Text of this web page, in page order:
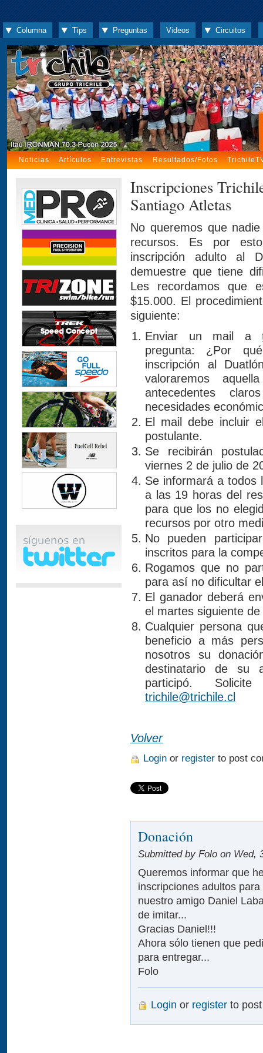
Columna Tips Preguntas Videos Circuitos
Noticias Artículos Entrevistas Resultados/Fotos
Inscripciones
Santiago Atletas
No queremos que
recursos. Es por
inscripción adulto al
demuestre que tiene
Les recordamos que
$15.000. El
siguiente:
Enviar un mail a
pregunta: ¿Por
inscripción al
valoraremos
antecedentes
necesidades
El mail debe incluir
postulante.
Se recibirán
viernes 2 de julio de
Se informará a todos
a las 19 horas del
para que los no
recursos por otro
No pueden
inscritos para la
Rogamos que no
para así no dificultar
El ganador deberá
el martes siguiente
Cualquier persona
beneficio a más
nosotros su
destinatario de su
participó.
trichile@trichile.cl
Volver
Login or register to post
Donación
Submitted by Folo on Wed,
Queremos informar que
inscripciones adultos
nuestro amigo Daniel
de imitar...
Gracias Daniel!!!
Ahora sólo tienen que
para entregar...
Folo
Login or register to